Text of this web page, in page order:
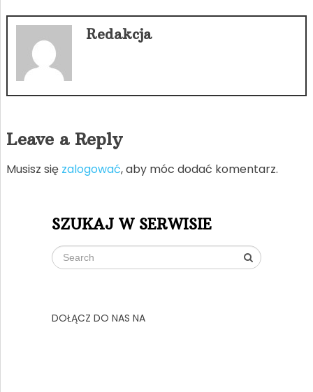
Redakcja
Leave a Reply
Musisz się zalogować, aby móc dodać komentarz.
SZUKAJ W SERWISIE
DOŁĄCZ DO NAS NA